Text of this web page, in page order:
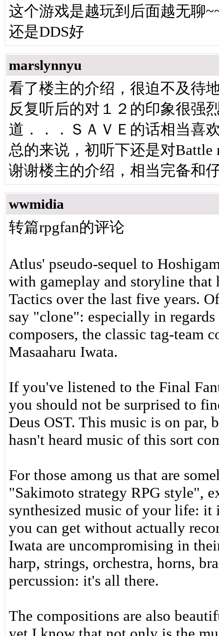
这个游戏是越玩到后面越无聊
还是DDS好
marslynnyu
看了楼主的介绍，很迫不及待
反复听后的对１２的印象很强
道．．．ＳＡＶＥ的话相当喜
总的来说，初听下还是对Battle
谢谢楼主的介绍，相当完备和
wwmidia
转篇rpgfan的评论
Atlus' pseudo-sequel to
with gameplay and storyline that
Tactics over the last five years.
say "clone": especially in
composers, the classic tag-team
Masaaharu Iwata.
If you've listened to the Final
you should not be surprised to
Deus OST. This music is on par,
hasn't heard music of this sort
For those among us that are
"Sakimoto strategy RPG style",
synthesized music of your life: it
you can get without actually
Iwata are uncompromising in
harp, strings, orchestra, horns,
percussion: it's all there.
The compositions are also